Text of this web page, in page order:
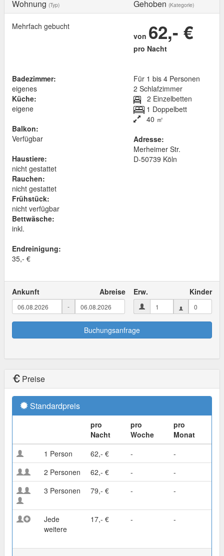
Wohnung (Typ) Gehoben (Kategorie)
Mehrfach gebucht
von 62,- €
pro Nacht
Badezimmer:
eigenes
Küche:
eigene
Balkon:
Verfügbar
Haustiere:
nicht gestattet
Rauchen:
nicht gestattet
Frühstück:
nicht verfügbar
Bettwäsche:
inkl.
Endreinigung:
35,- €
Für 1 bis 4 Personen
2 Schlafzimmer
2 Einzelbetten
1 Doppelbett
40 ㎡
Adresse:
Merheimer Str.
D-50739 Köln
Ankunft Abreise
-
Erw. Kinder
Buchungsanfrage
Preise
Standardpreis
pro
Nacht
pro
Woche
pro
Monat
1 Person
62,- € -
-
2 Personen
62,- € -
-
3 Personen
79,- € - -
Jede
weitere
17,- € - -